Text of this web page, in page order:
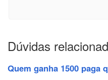
Dúvidas
Quem ganha 1500 paga